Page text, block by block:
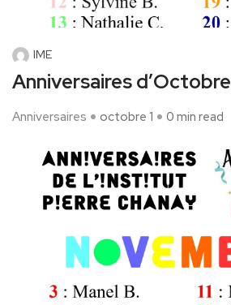
IME
Anniversaires d’Octobre
Anniversaires octobre 1 0 min read